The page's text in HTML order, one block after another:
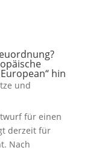
hin
und
für einen
derzeit für
Nach